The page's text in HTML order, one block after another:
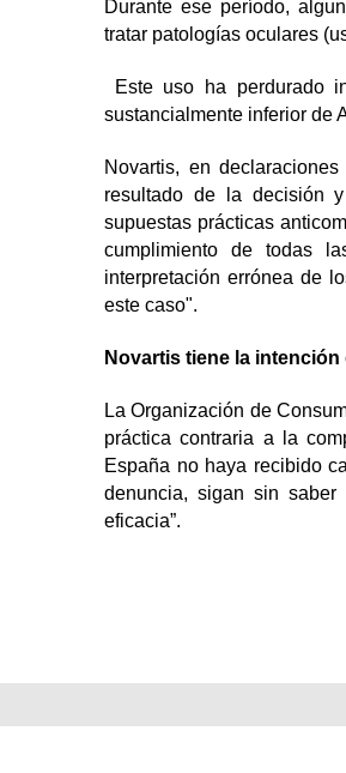
Durante ese período,
tratar patologías oculares
Este uso ha perdurado
sustancialmente inferior de
Novartis, en
resultado de la decisión
supuestas prácticas
cumplimiento de todas
interpretación errónea de
este caso".
Novartis tiene la
La Organización de
práctica contraria a la
España no haya recibido
denuncia, sigan sin
eficacia”.